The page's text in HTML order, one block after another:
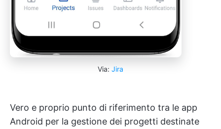
Via: Jira
Vero e proprio punto di riferimento tra le app
Android per la gestione dei progetti destinate